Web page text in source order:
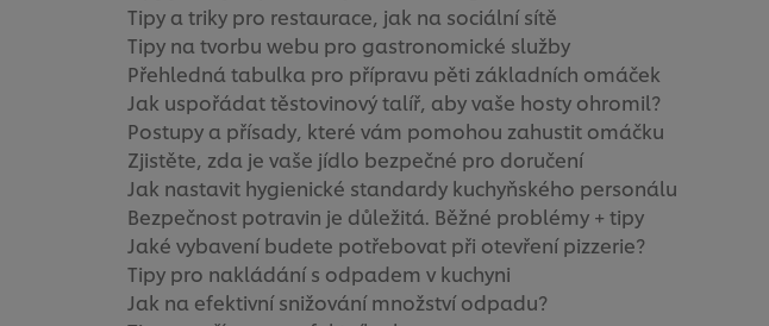
Tipy a triky pro restaurace, jak na sociální sítě
Tipy na tvorbu webu pro gastronomické služby
Přehledná tabulka pro přípravu pěti základních omáček
Jak uspořádat těstovinový talíř, aby vaše hosty ohromil?
Postupy a přísady, které vám pomohou zahustit omáčku
Zjistěte, zda je vaše jídlo bezpečné pro doručení
Jak nastavit hygienické standardy kuchyňského personálu
Bezpečnost potravin je důležitá. Běžné problémy + tipy
Jaké vybavení budete potřebovat při otevření pizzerie?
Tipy pro nakládání s odpadem v kuchyni
Jak na efektivní snižování množství odpadu?